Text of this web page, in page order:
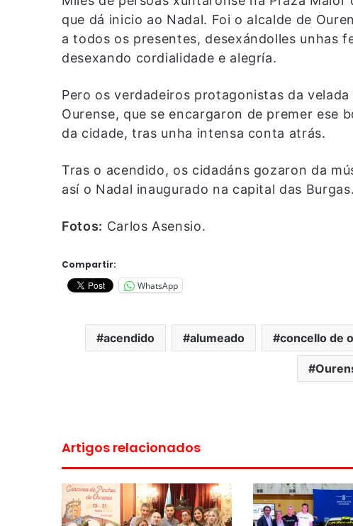
que dá inicio ao Nadal. Foi o alcalde de
a todos os presentes, desexándolles unhas
desexando cordialidade e alegría.
Pero os verdadeiros protagonistas da
Ourense, que se encargaron de premer ese
da cidade, tras unha intensa conta atrás.
Tras o acendido, os cidadáns gozaron da
así o Nadal inaugurado na capital das Burgas.
Fotos: Carlos Asensio.
Compartir:
WhatsApp
acendido alumeado concello de
Artigos relacionados